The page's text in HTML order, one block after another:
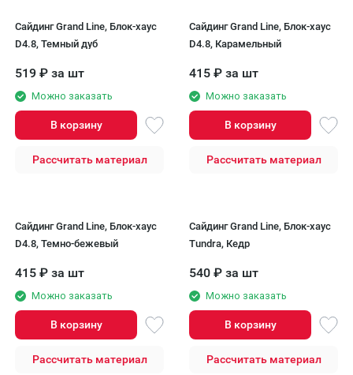
Сайдинг Grand Line, Блок-хаус
D4.8, Темный дуб
519 ₽ за шт
Можно заказать
В корзину
Рассчитать материал
Сайдинг Grand Line, Блок-хаус
D4.8, Карамельный
415 ₽ за шт
Можно заказать
В корзину
Рассчитать материал
Сайдинг Grand Line, Блок-хаус
D4.8, Темно-бежевый
415 ₽ за шт
Можно заказать
В корзину
Рассчитать материал
Сайдинг Grand Line, Блок-хаус
Tundra, Кедр
540 ₽ за шт
Можно заказать
В корзину
Рассчитать материал